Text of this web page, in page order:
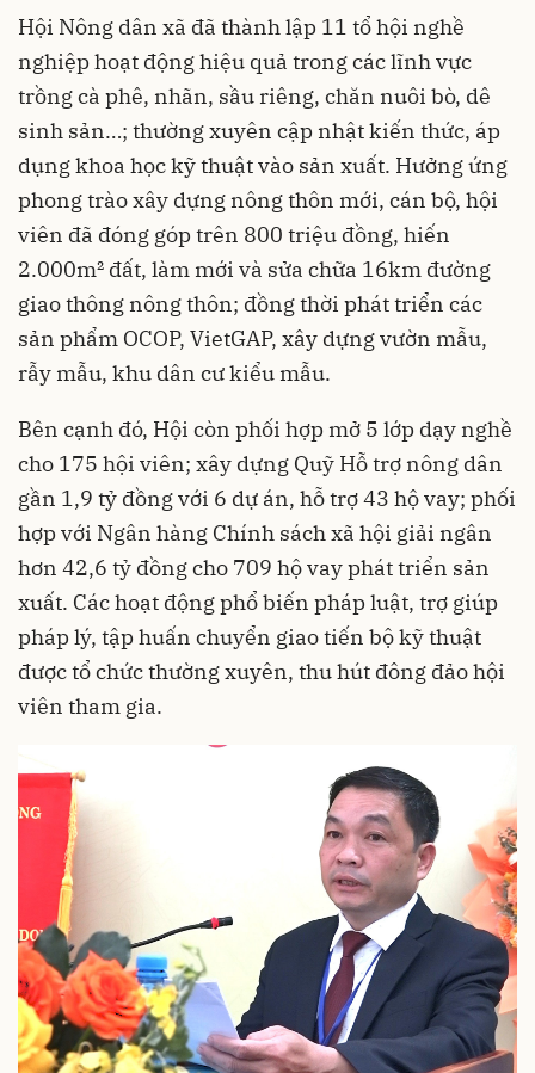
Hội Nông dân xã đã thành lập 11 tổ hội nghề
nghiệp hoạt động hiệu quả trong các lĩnh vực
trồng cà phê, nhãn, sầu riêng, chăn nuôi bò, dê
sinh sản…; thường xuyên cập nhật kiến thức, áp
dụng khoa học kỹ thuật vào sản xuất. Hưởng ứng
phong trào xây dựng nông thôn mới, cán bộ, hội
viên đã đóng góp trên 800 triệu đồng, hiến
2.000m² đất, làm mới và sửa chữa 16km đường
giao thông nông thôn; đồng thời phát triển các
sản phẩm OCOP, VietGAP, xây dựng vườn mẫu,
rẫy mẫu, khu dân cư kiểu mẫu.
Bên cạnh đó, Hội còn phối hợp mở 5 lớp dạy nghề
cho 175 hội viên; xây dựng Quỹ Hỗ trợ nông dân
gần 1,9 tỷ đồng với 6 dự án, hỗ trợ 43 hộ vay; phối
hợp với Ngân hàng Chính sách xã hội giải ngân
hơn 42,6 tỷ đồng cho 709 hộ vay phát triển sản
xuất. Các hoạt động phổ biến pháp luật, trợ giúp
pháp lý, tập huấn chuyển giao tiến bộ kỹ thuật
được tổ chức thường xuyên, thu hút đông đảo hội
viên tham gia.